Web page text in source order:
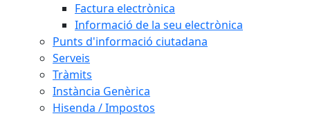
Factura electrònica
Informació de la seu electrònica
Punts d'informació ciutadana
Serveis
Tràmits
Instància Genèrica
Hisenda / Impostos